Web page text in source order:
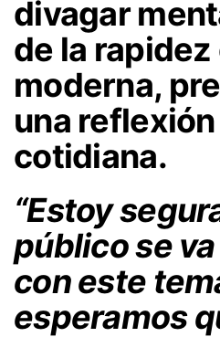
divagar
de la rapidez
moderna,
una
cotidiana.
“Estoy
público se
con este
esperamos